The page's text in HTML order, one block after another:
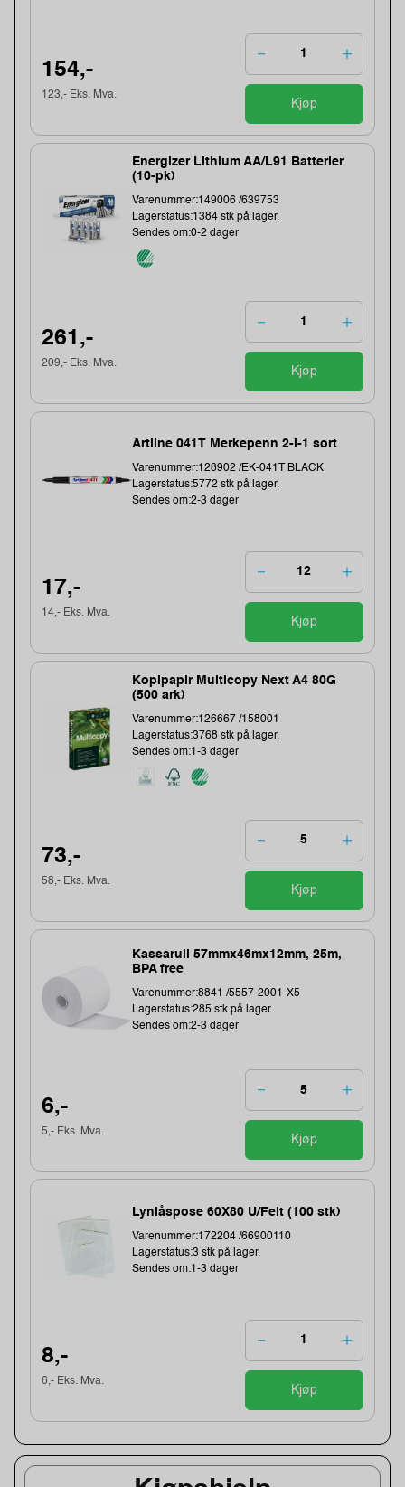
154,-
123,- Eks. Mva.
Kjøp
Energizer Lithium AA/L91 Batterier
(10-pk)
Varenummer:149006 /639753
Lagerstatus:1384 stk på lager.
Sendes om:0-2 dager
261,-
209,- Eks. Mva.
Kjøp
Artline 041T Merkepenn 2-i-1 sort
Varenummer:128902 /EK-041T BLACK
Lagerstatus:5772 stk på lager.
Sendes om:2-3 dager
17,-
14,- Eks. Mva.
Kjøp
Kopipapir Multicopy Next A4 80G
(500 ark)
Varenummer:126667 /158001
Lagerstatus:3768 stk på lager.
Sendes om:1-3 dager
73,-
58,- Eks. Mva.
Kjøp
Kassarull 57mmx46mx12mm, 25m,
BPA free
Varenummer:8841 /5557-2001-X5
Lagerstatus:285 stk på lager.
Sendes om:2-3 dager
6,-
5,- Eks. Mva.
Kjøp
Lynlåspose 60X80 U/Felt (100 stk)
Varenummer:172204 /66900110
Lagerstatus:3 stk på lager.
Sendes om:1-3 dager
8,-
6,- Eks. Mva.
Kjøp